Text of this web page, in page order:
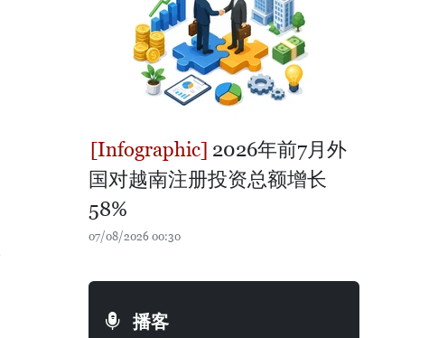
2026年前7月外
国对越南注册投资总额增长
58%
07/08/2026 00:30
播客